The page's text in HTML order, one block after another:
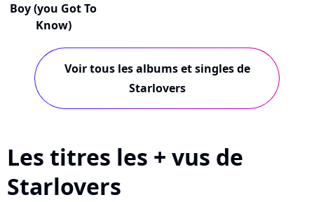
Boy (you Got To
Know)
Voir tous les albums et singles de
Starlovers
Les titres les + vus de
Starlovers